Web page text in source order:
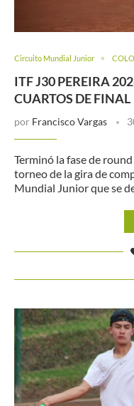
Circuito Mundial Junior
ITF J30 PEREIRA
CUARTOS DE FINAL
por Francisco Vargas
Terminó la fase de
torneo de la gira de
Mundial Junior que se